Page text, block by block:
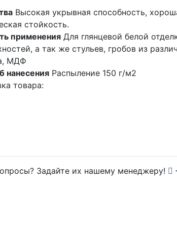
Высокая укрывная способность,
стойкость.
применения Для глянцевой белой
а так же стульев, гробов из
МДФ
нанесения Распыление 150 г/м2
товара:
Задайте их нашему менеджеру!